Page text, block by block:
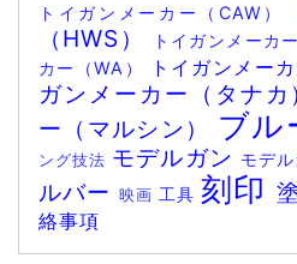
トイガンメーカー（CAW）
（HWS）
トイガンメーカ
カー（WA）
トイガンメー
ガンメーカー（タナカ
ー（マルシン） ブル
ング技法 モデルガン モデ
ルバー 映画 工具 刻印
絡事項